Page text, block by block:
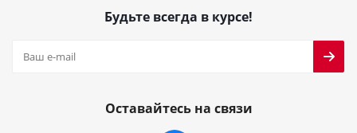
Будьте всегда в курсе!
Оставайтесь на связи